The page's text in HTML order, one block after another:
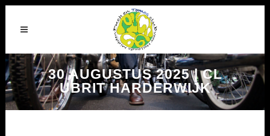
30 AUGUSTUS 2025 | CL
UBRIT HARDERWIJK